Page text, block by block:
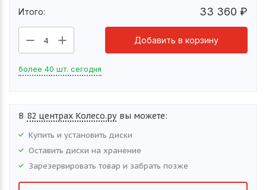
Итого: 33 360 ₽
4 Добавить в корзину
более 40 шт. сегодня
В 82 центрах Колесо.ру вы можете:
Купить и установить диски
Оставить диски на хранение
Зарезервировать товар и забрать позже